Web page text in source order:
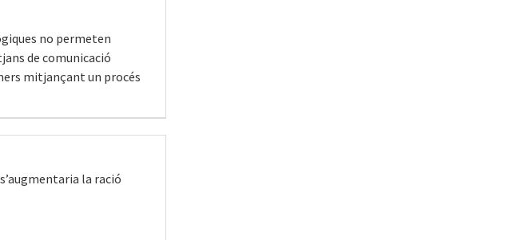
no permeten
de comunicació
mitjançant un procés
la ració